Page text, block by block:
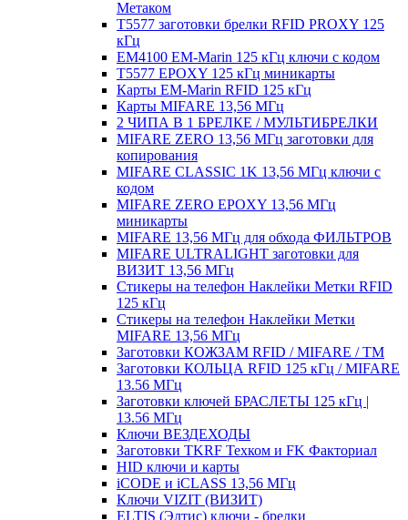
Метаком
T5577 заготовки брелки RFID PROXY 125
кГц
EM4100 EM-Marin 125 кГц ключи с кодом
T5577 EPOXY 125 кГц миникарты
Карты EM-Marin RFID 125 кГц
Карты MIFARE 13,56 МГц
2 ЧИПА В 1 БРЕЛКЕ / МУЛЬТИБРЕЛКИ
MIFARE ZERO 13,56 МГц заготовки для
копирования
MIFARE CLASSIC 1K 13,56 МГц ключи с
кодом
MIFARE ZERO EPOXY 13,56 МГц
миникарты
MIFARE 13,56 МГц для обхода ФИЛЬТРОВ
MIFARE ULTRALIGHT заготовки для
ВИЗИТ 13,56 МГц
Стикеры на телефон Наклейки Метки RFID
125 кГц
Стикеры на телефон Наклейки Метки
MIFARE 13,56 МГц
Заготовки КОЖЗАМ RFID / MIFARE / TM
Заготовки КОЛЬЦА RFID 125 кГц / MIFARE
13.56 МГц
Заготовки ключей БРАСЛЕТЫ 125 кГц |
13.56 МГц
Ключи ВЕЗДЕХОДЫ
Заготовки TKRF Техком и FK Факториал
HID ключи и карты
iCODE и iCLASS 13,56 МГц
Ключи VIZIT (ВИЗИТ)
ELTIS (Элтис) ключи - брелки